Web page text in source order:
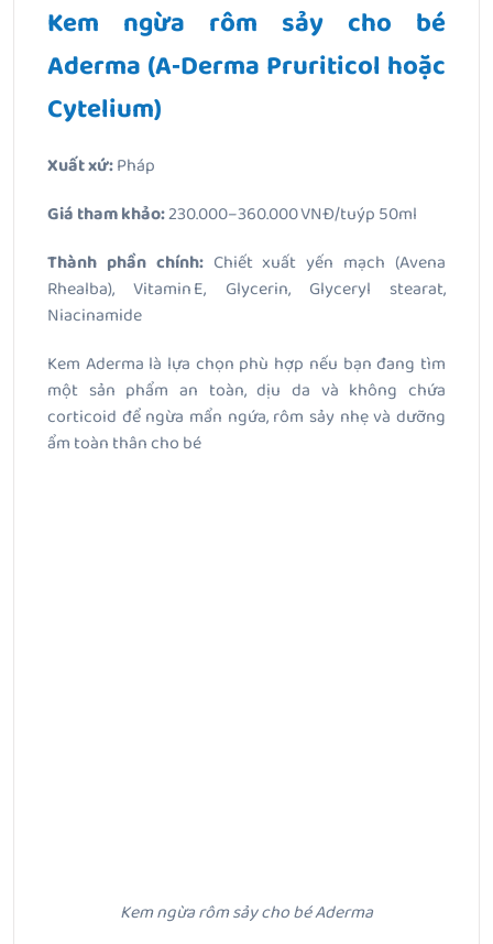
Kem ngừa rôm sảy cho bé
Aderma (A‑Derma Pruriticol hoặc
Cytelium)
Xuất xứ:Pháp
Giá tham khảo:230.000–360.000 VNĐ/tuýp 50ml
Thành phần chính: Chiết xuất yến mạch (Avena
Rhealba), Vitamin E, Glycerin, Glyceryl stearat,
Niacinamide
Kem Aderma là lựa chọn phù hợp nếu bạn đang tìm
một sản phẩm an toàn, dịu da và không chứa
corticoid để ngừa mẩn ngứa, rôm sảy nhẹ và dưỡng
ẩm toàn thân cho bé
Kem ngừa rôm sảy cho bé Aderma